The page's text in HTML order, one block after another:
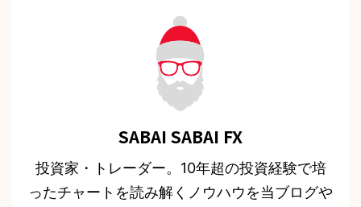
SABAI SABAI FX
投資家・トレーダー。10年超の投資経験で培
ったチャートを読み解くノウハウを当ブログや